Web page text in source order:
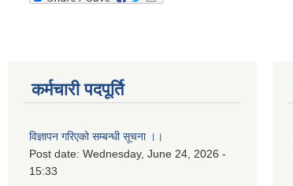
कर्मचारी पदपूर्ति
विज्ञापन गरिएको सम्बन्धी सूचना ।।
Post date: Wednesday, June 24, 2026 -
15:33